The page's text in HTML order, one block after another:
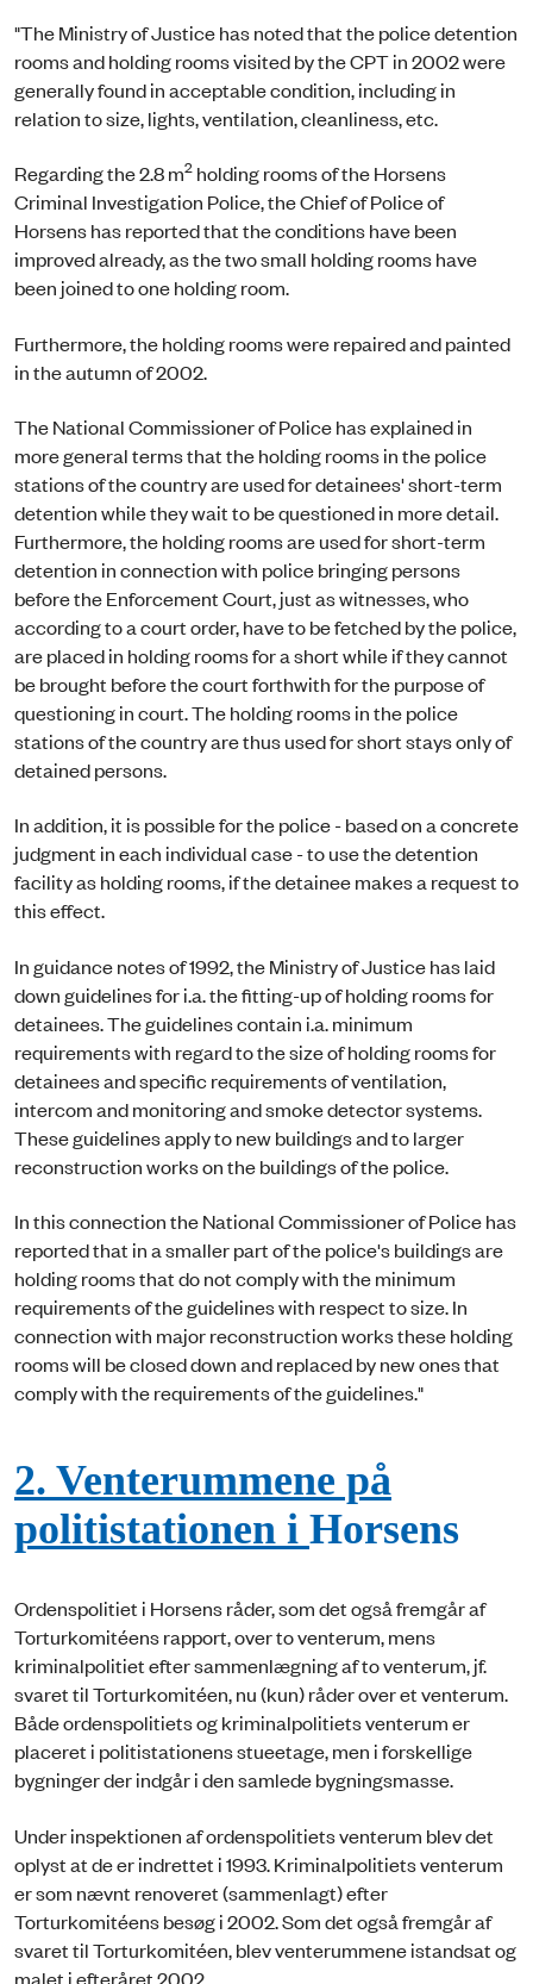
"The Ministry of Justice has noted that the police detention
rooms and holding rooms visited by the CPT in 2002 were
generally found in acceptable condition, including in
relation to size, lights, ventilation, cleanliness, etc.
Regarding the 2.8 m2 holding rooms of the Horsens
Criminal Investigation Police, the Chief of Police of
Horsens has reported that the conditions have been
improved already, as the two small holding rooms have
been joined to one holding room.
Furthermore, the holding rooms were repaired and painted
in the autumn of 2002.
The National Commissioner of Police has explained in
more general terms that the holding rooms in the police
stations of the country are used for detainees' short-term
detention while they wait to be questioned in more detail.
Furthermore, the holding rooms are used for short-term
detention in connection with police bringing persons
before the Enforcement Court, just as wit­nesses, who
according to a court order, have to be fetched by the police,
are placed in holding rooms for a short while if they cannot
be brought before the court forthwith for the purpose of
questioning in court. The holding rooms in the police
stations of the country are thus used for short stays only of
detained persons.
In addition, it is possible for the police - based on a concrete
judgment in each individual case - to use the detention
facility as holding rooms, if the detainee makes a request to
this effect.
In guidance notes of 1992, the Ministry of Justice has laid
down guidelines for i.a. the fitting-up of holding rooms for
detainees. The guidelines contain i.a. minimum
requirements with regard to the size of holding rooms for
detainees and specific requirements of ventilation,
intercom and monitoring and smoke detector systems.
These guidelines apply to new buildings and to larger
reconstruction works on the buildings of the police.
In this connection the National Commissioner of Police has
reported that in a smaller part of the police's buildings are
holding rooms that do not comply with the minimum
requirements of the guidelines with respect to size. In
connection with major reconstruction works these holding
rooms will be closed down and replaced by new ones that
comply with the requirements of the guidelines."
2. Venterummene på
politistationen i Horsens
Ordenspolitiet i Horsens råder, som det også fremgår af
Torturkomitéens rapport, over to venterum, mens
kriminalpolitiet efter sammenlægning af to venterum, jf.
svaret til Torturkomitéen, nu (kun) råder over et venterum.
Både ordenspolitiets og kriminalpolitiets venterum er
placeret i politistationens stueetage, men i forskellige
bygninger der indgår i den samlede bygningsmasse.
Under inspektionen af ordenspolitiets venterum blev det
oplyst at de er indrettet i 1993. Kriminalpolitiets venterum
er som nævnt renoveret (sammenlagt) efter
Torturkomitéens besøg i 2002. Som det også fremgår af
svaret til Torturkomitéen, blev venterummene istandsat og
malet i efteråret 2002.